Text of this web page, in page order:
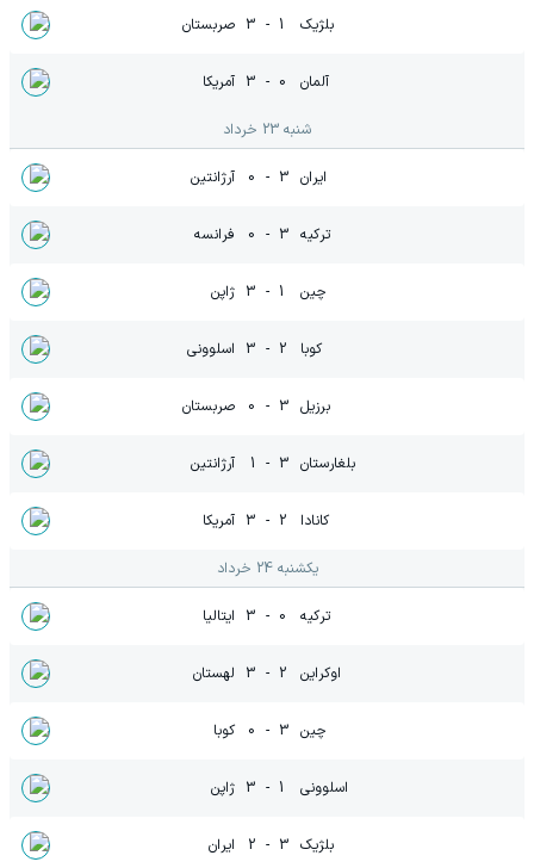
بلژیک 1
-
3 صربستان
آلمان 0
-
3 آمریکا
شنبه 23 خرداد
ایران 3
-
0 آرژانتین
ترکیه 3
-
0 فرانسه
چین 1
-
3 ژاپن
کوبا 2
-
3 اسلوونی
برزیل 3
-
0 صربستان
بلغارستان 3
-
1 آرژانتین
کانادا 2
-
3 آمریکا
یکشنبه 24 خرداد
ترکیه 0
-
3 ایتالیا
اوکراین 2
-
3 لهستان
چین 3
-
0 کوبا
اسلوونی 1
-
3 ژاپن
بلژیک 3
-
2 ایران